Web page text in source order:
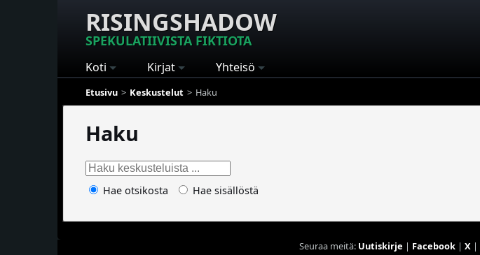
RISINGSHADOW
SPEKULATIIVISTA FIKTIOTA
Koti Kirjat Yhteisö
Etusivu Keskustelut Haku
Haku
Hae otsikosta Hae sisällöstä
Seuraa meitä: Uutiskirje | Facebook| X|